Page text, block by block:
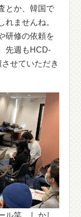
とか、韓国で
れませんね。
研修の依頼を
先週もHCD-
せていただき
ル笑。しかし